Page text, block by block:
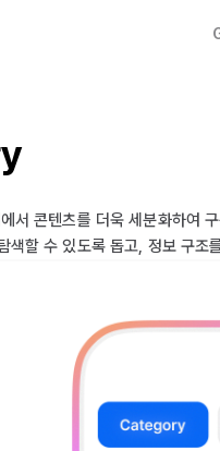
서 콘텐츠를 더욱 세분화하여
색할 수 있도록 돕고, 정보 구조